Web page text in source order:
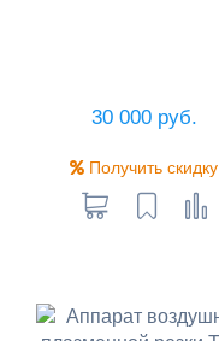
30 000 руб.
Получить скидку